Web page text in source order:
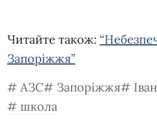
Читайте також:
Запоріжжя”
АЗС
Запоріжжя
школа